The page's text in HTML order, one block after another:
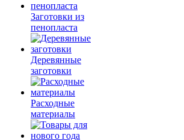
Заготовки из
пенопласта
Деревянные
заготовки
Расходные
материалы